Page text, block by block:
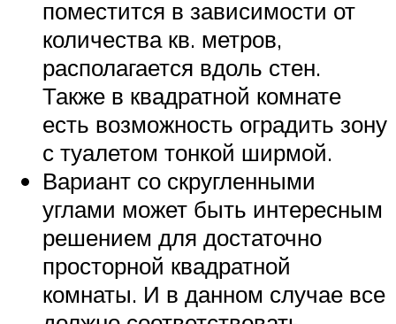
поместится в зависимости от
количества кв. метров,
располагается вдоль стен.
Также в квадратной комнате
есть возможность оградить зону
с туалетом тонкой ширмой.
Вариант со скругленными
углами может быть интересным
решением для достаточно
просторной квадратной
комнаты. И в данном случае все